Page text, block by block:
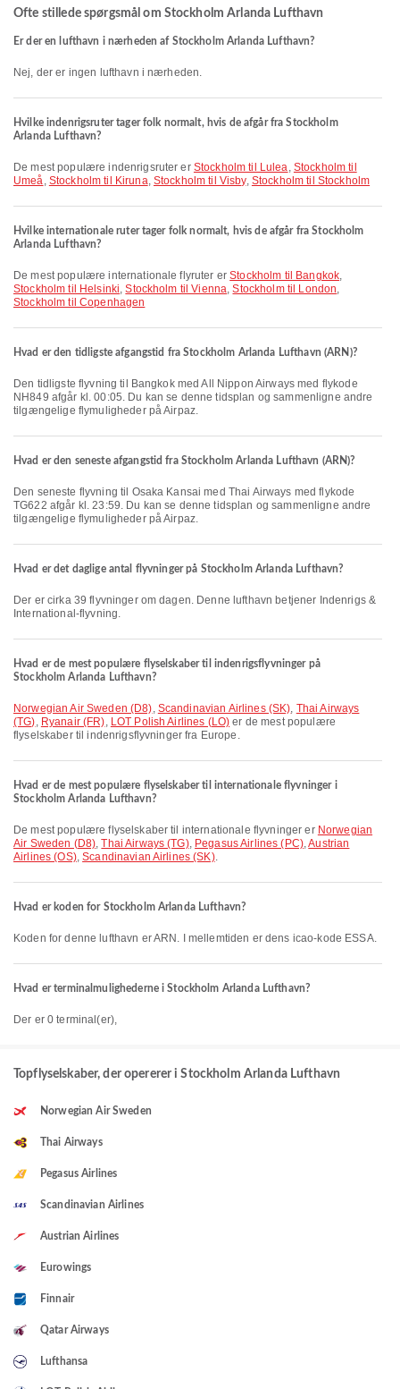
Ofte stillede spørgsmål om Stockholm Arlanda Lufthavn
Er der en lufthavn i nærheden af Stockholm Arlanda Lufthavn?
Nej, der er ingen lufthavn i nærheden.
Hvilke indenrigsruter tager folk normalt, hvis de afgår fra Stockholm
Arlanda Lufthavn?
De mest populære indenrigsruter er Stockholm til Lulea, Stockholm til
Umeå, Stockholm til Kiruna, Stockholm til Visby, Stockholm til Stockholm
Hvilke internationale ruter tager folk normalt, hvis de afgår fra Stockholm
Arlanda Lufthavn?
De mest populære internationale flyruter erStockholm til Bangkok,
Stockholm til Helsinki,Stockholm til Vienna,Stockholm til London,
Stockholm til Copenhagen
Hvad er den tidligste afgangstid fra Stockholm Arlanda Lufthavn (ARN)?
Den tidligste flyvning til Bangkok med All Nippon Airways med flykode
NH849 afgår kl. 00:05. Du kan se denne tidsplan og sammenligne andre
tilgængelige flymuligheder på Airpaz.
Hvad er den seneste afgangstid fra Stockholm Arlanda Lufthavn (ARN)?
Den seneste flyvning til Osaka Kansai med Thai Airways med flykode
TG622 afgår kl. 23:59. Du kan se denne tidsplan og sammenligne andre
tilgængelige flymuligheder på Airpaz.
Hvad er det daglige antal flyvninger på Stockholm Arlanda Lufthavn?
Der er cirka 39 flyvninger om dagen. Denne lufthavn betjener Indenrigs &
International-flyvning.
Hvad er de mest populære flyselskaber til indenrigsflyvninger på
Stockholm Arlanda Lufthavn?
Norwegian Air Sweden (D8), Scandinavian Airlines (SK), Thai Airways
(TG), Ryanair (FR), LOT Polish Airlines (LO) er de mest populære
flyselskaber til indenrigsflyvninger fra Europe.
Hvad er de mest populære flyselskaber til internationale flyvninger i
Stockholm Arlanda Lufthavn?
De mest populære flyselskaber til internationale flyvninger er Norwegian
Air Sweden (D8),Thai Airways (TG), Pegasus Airlines (PC),Austrian
Airlines (OS),Scandinavian Airlines (SK).
Hvad er koden for Stockholm Arlanda Lufthavn?
Koden for denne lufthavn er ARN. I mellemtiden er dens icao-kode ESSA.
Hvad er terminalmulighederne i Stockholm Arlanda Lufthavn?
Der er 0 terminal(er),
Topflyselskaber, der opererer i Stockholm Arlanda Lufthavn
Norwegian Air Sweden
Thai Airways
Pegasus Airlines
Scandinavian Airlines
Austrian Airlines
Eurowings
Finnair
Qatar Airways
Lufthansa